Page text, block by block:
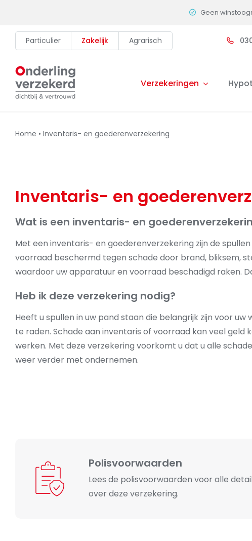
content
Geen
Particulier Zakelijk Agrarisch
Verzekeringen
Home • Inventaris- en goederenverzekering
Inventaris- en
Wat is een inventaris- en
Met een inventaris- en goederenverzekering zijn de
voorraad beschermd tegen schade door brand, bliksem,
waardoor uw apparatuur en voorraad beschadigd raken.
Heb ik deze verzekering nodig?
Heeft u spullen in uw pand staan die belangrijk zijn voor
te raden. Schade aan inventaris of voorraad kan veel geld
werken. Met deze verzekering voorkomt u dat u alle
weer verder met ondernemen.
Polisvoorwaarden
Lees de polisvoorwaarden voor alle
over deze verzekering.